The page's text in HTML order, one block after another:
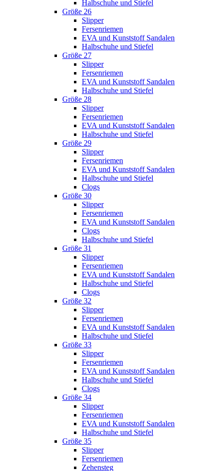
Halbschuhe und Stiefel
Größe 26
Slipper
Fersenriemen
EVA und Kunststoff Sandalen
Halbschuhe und Stiefel
Größe 27
Slipper
Fersenriemen
EVA und Kunststoff Sandalen
Halbschuhe und Stiefel
Größe 28
Slipper
Fersenriemen
EVA und Kunststoff Sandalen
Halbschuhe und Stiefel
Größe 29
Slipper
Fersenriemen
EVA und Kunststoff Sandalen
Halbschuhe und Stiefel
Clogs
Größe 30
Slipper
Fersenriemen
EVA und Kunststoff Sandalen
Clogs
Halbschuhe und Stiefel
Größe 31
Slipper
Fersenriemen
EVA und Kunststoff Sandalen
Halbschuhe und Stiefel
Clogs
Größe 32
Slipper
Fersenriemen
EVA und Kunststoff Sandalen
Halbschuhe und Stiefel
Größe 33
Slipper
Fersenriemen
EVA und Kunststoff Sandalen
Halbschuhe und Stiefel
Clogs
Größe 34
Slipper
Fersenriemen
EVA und Kunststoff Sandalen
Halbschuhe und Stiefel
Größe 35
Slipper
Fersenriemen
Zehensteg